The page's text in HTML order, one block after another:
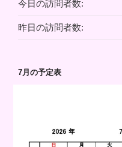
今日の訪問者数:
昨日の訪問者数:
7月の予定表